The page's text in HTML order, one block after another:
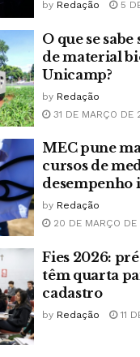
by Redação 5
O que se
de material
Unicamp?
by Redação
31 DE MARÇO DE
MEC pune
cursos de
desempenho
by Redação
20 DE MARÇO DE
Fies 2026:
têm quarta
cadastro
by Redação 11